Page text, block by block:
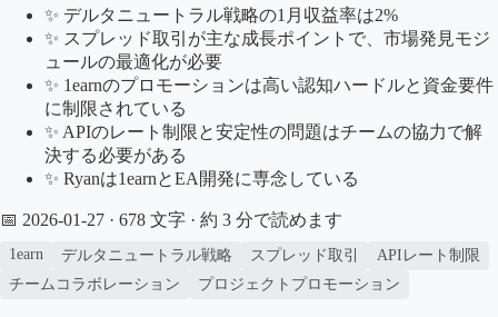
✨ デルタニュートラル戦略の1月収益率は2%
✨ スプレッド取引が主な成長ポイントで、市場発見モジ
ュールの最適化が必要
✨ 1earnのプロモーションは高い認知ハードルと資金要件
に制限されている
✨ APIのレート制限と安定性の問題はチームの協力で解
決する必要がある
✨ Ryanは1earnとEA開発に専念している
📅 2026-01-27 · 678 文字 · 約 3 分で読めます
1earn デルタニュートラル戦略 スプレッド取引
APIレート制限
チームコラボレーション
プロジェクトプロモーション